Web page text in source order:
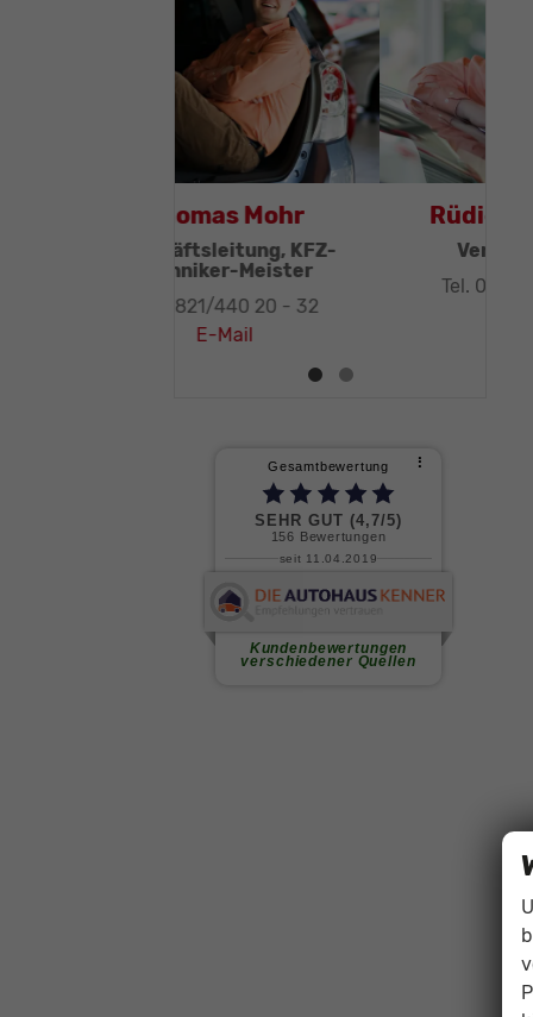
Thomas Mohr
Geschäftsleitung, KFZ-
Techniker-Meister
Tel. 0821/440 20 - 32